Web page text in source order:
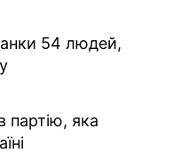
54 людей,
партію, яка